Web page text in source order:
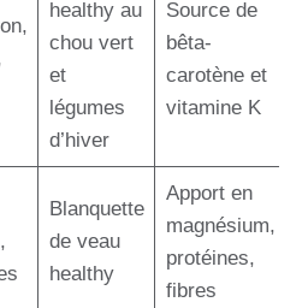
healthy au
chou vert
et
légumes
d’hiver
Source de
bêta-
carotène et
vitamine K
Blanquette
de veau
healthy
Apport en
magnésium,
protéines,
fibres